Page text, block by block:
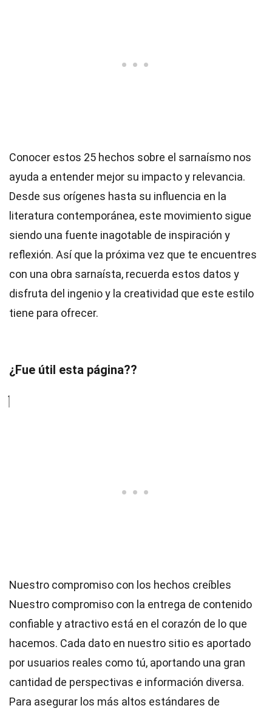
Conocer estos 25 hechos sobre el sarnaísmo nos
ayuda a entender mejor su impacto y relevancia.
Desde sus orígenes hasta su influencia en la
literatura contemporánea, este movimiento sigue
siendo una fuente inagotable de inspiración y
reflexión. Así que la próxima vez que te encuentres
con una obra sarnaísta, recuerda estos datos y
disfruta del ingenio y la creatividad que este estilo
tiene para ofrecer.
¿Fue útil esta página??
Nuestro compromiso con los hechos creíbles
Nuestro compromiso con la entrega de contenido
confiable y atractivo está en el corazón de lo que
hacemos. Cada dato en nuestro sitio es aportado
por usuarios reales como tú, aportando una gran
cantidad de perspectivas e información diversa.
Para asegurar los más altos estándares de